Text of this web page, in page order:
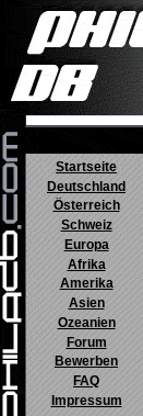
Startseite
Deutschland
Österreich
Schweiz
Europa
Afrika
Amerika
Asien
Ozeanien
Forum
Bewerben
FAQ
Impressum